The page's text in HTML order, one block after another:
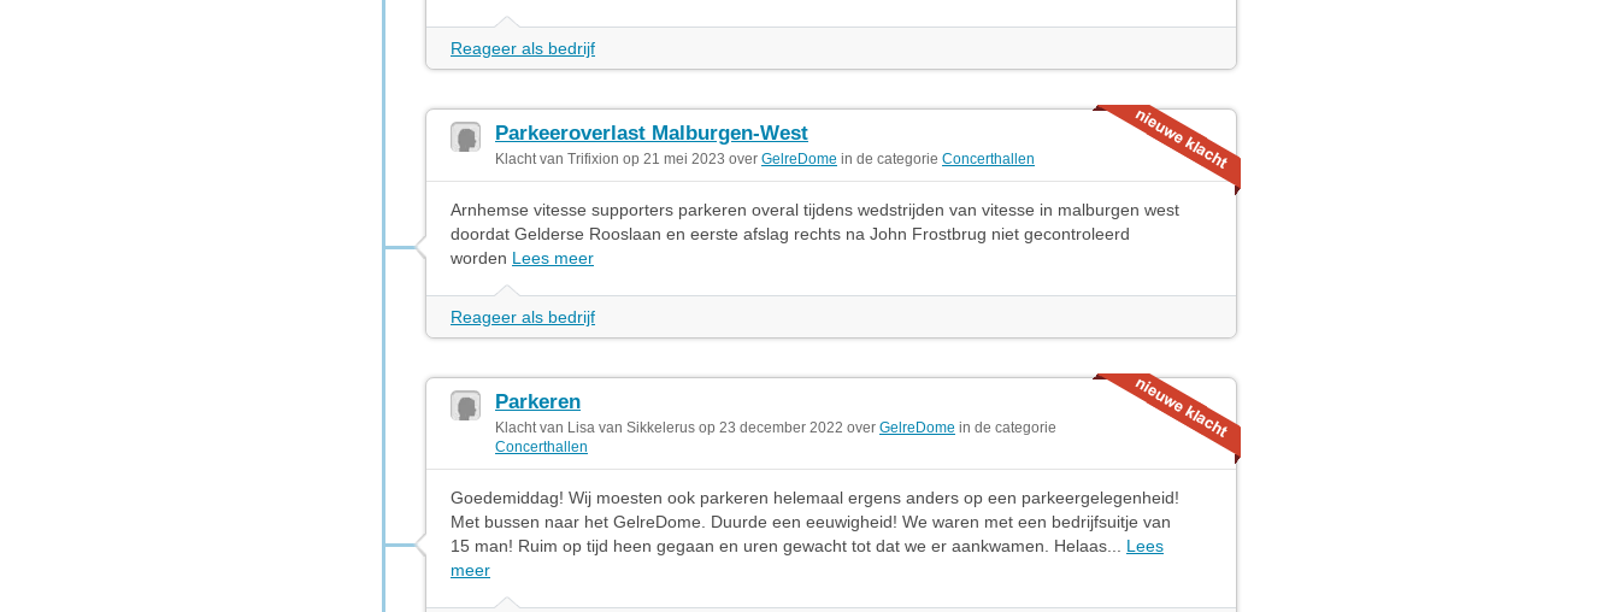
Reageer als bedrijf
Parkeeroverlast Malburgen-West
Klacht van Trifixion op 21 mei 2023 over GelreDome in de categorie Concerthallen
Arnhemse vitesse supporters parkeren overal tijdens wedstrijden van vitesse in malburgen west
doordat Gelderse Rooslaan en eerste afslag rechts na John Frostbrug niet gecontroleerd
worden Lees meer
Reageer als bedrijf
Parkeren
Klacht van Lisa van Sikkelerus op 23 december 2022 over GelreDome in de categorie
Concerthallen
Goedemiddag! Wij moesten ook parkeren helemaal ergens anders op een parkeergelegenheid!
Met bussen naar het GelreDome. Duurde een eeuwigheid! We waren met een bedrijfsuitje van
15 man! Ruim op tijd heen gegaan en uren gewacht tot dat we er aankwamen. Helaas... Lees
meer